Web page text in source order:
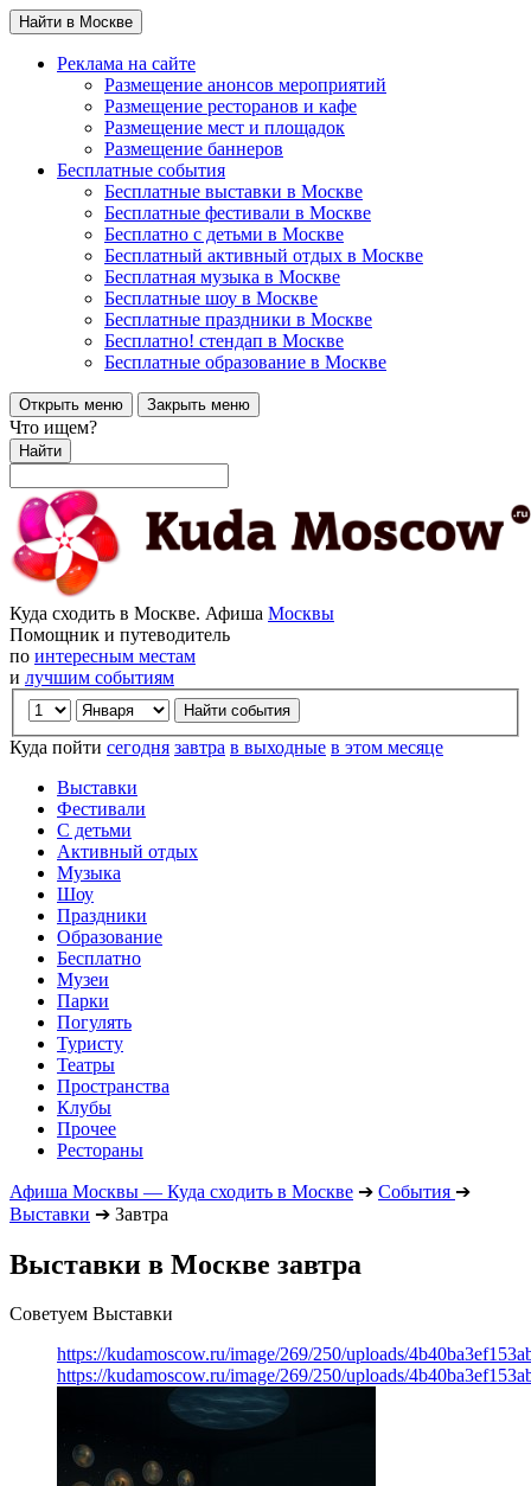
Найти в Москве
Реклама на сайте
Размещение анонсов мероприятий
Размещение ресторанов и кафе
Размещение мест и площадок
Размещение баннеров
Бесплатные события
Бесплатные выставки в Москве
Бесплатные фестивали в Москве
Бесплатно с детьми в Москве
Бесплатный активный отдых в Москве
Бесплатная музыка в Москве
Бесплатные шоу в Москве
Бесплатные праздники в Москве
Бесплатно! стендап в Москве
Бесплатные образование в Москве
Открыть меню Закрыть меню
Что ищем?
Найти
Куда сходить в Москве. Афиша Москвы
Помощник и путеводитель
по интересным местам
и лучшим событиям
Куда пойти сегодня завтра в выходные в этом месяце
Выставки
Фестивали
С детьми
Активный отдых
Музыка
Шоу
Праздники
Образование
Бесплатно
Музеи
Парки
Погулять
Туристу
Театры
Пространства
Клубы
Прочее
Рестораны
Афиша Москвы — Куда сходить в Москве ➔ События ➔
Выставки ➔ Завтра
Выставки в Москве завтра
Советуем Выставки
https://kudamoscow.ru/image/269/250/uploads/
https://kudamoscow.ru/image/269/250/uploads/